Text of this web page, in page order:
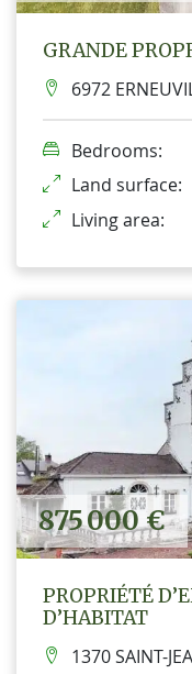
GRANDE
6972
Bedrooms:
Land surface:
Living area:
875 000 €
PROPRIÉTÉ
D’HABITAT
1370 SAINT-